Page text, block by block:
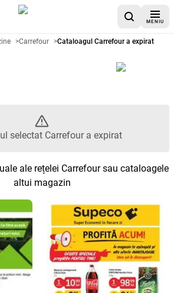
MENIU
Carrefour
>Carrefour >Cataloagul Carrefour a expirat
selectat Carrefour a expirat
ale rețelei Carrefour sau cataloagele
altui magazin